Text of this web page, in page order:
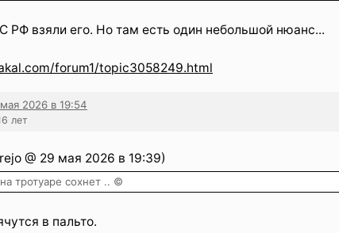
РФ взяли его. Но там есть один небольшой нюанс...
forum1/topic3058249.html
2026 в 19:54
лет
@ 29 мая 2026 в 19:39)
тротуаре сохнет .. ©
в пальто.